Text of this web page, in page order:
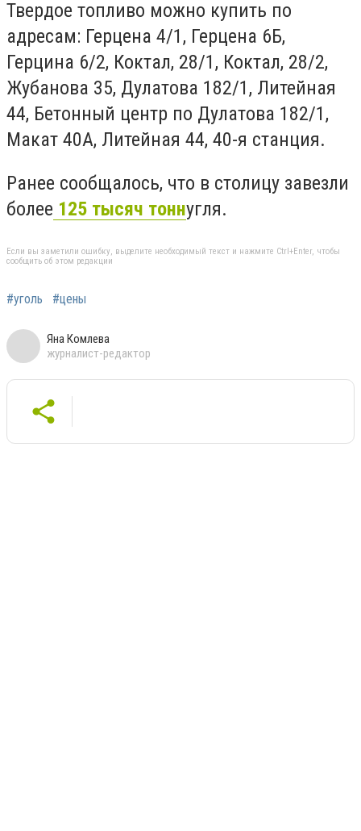
Твердое топливо можно купить по
адресам: Герцена 4/1, Герцена 6Б,
Герцина 6/2, Коктал, 28/1, Коктал, 28/2,
Жубанова 35, Дулатова 182/1, Литейная
44, Бетонный центр по Дулатова 182/1,
Макат 40А, Литейная 44, 40-я станция.
Ранее сообщалось, что в столицу завезли
более 125 тысяч тоннугля.
Если вы заметили ошибку, выделите необходимый текст и нажмите Ctrl+Enter, чтобы
сообщить об этом редакции
#уголь #цены
Яна Комлева
журналист-редактор